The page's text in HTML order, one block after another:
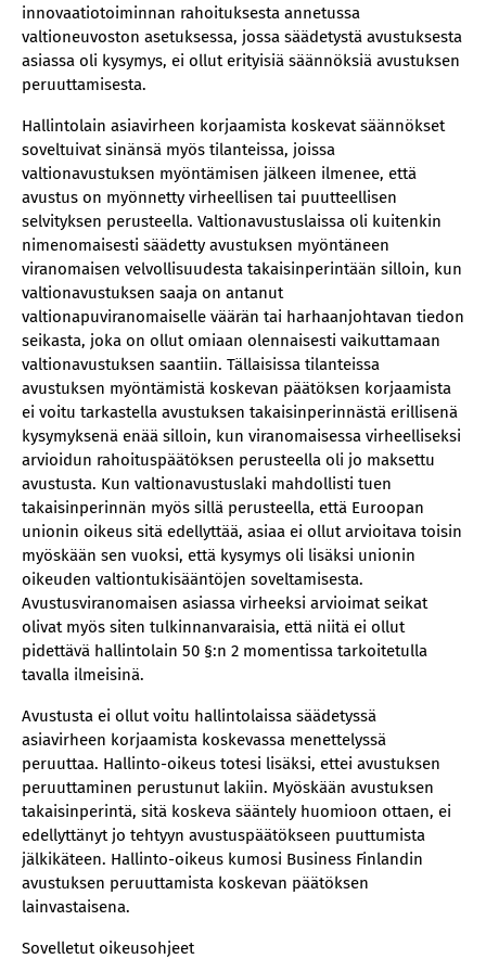
innovaatiotoiminnan rahoituksesta annetussa
valtioneuvoston asetuksessa, jossa säädetystä avustuksesta
asiassa oli kysymys, ei ollut erityisiä säännöksiä avustuksen
peruuttamisesta.
Hallintolain asiavirheen korjaamista koskevat säännökset
soveltuivat sinänsä myös tilanteissa, joissa
valtionavustuksen myöntämisen jälkeen ilmenee, että
avustus on myönnetty virheellisen tai puutteellisen
selvityksen perusteella. Valtionavustuslaissa oli kuitenkin
nimenomaisesti säädetty avustuksen myöntäneen
viranomaisen velvollisuudesta takaisinperintään silloin, kun
valtionavustuksen saaja on antanut
valtionapuviranomaiselle väärän tai harhaanjohtavan tiedon
seikasta, joka on ollut omiaan olennaisesti vaikuttamaan
valtionavustuksen saantiin. Tällaisissa tilanteissa
avustuksen myöntämistä koskevan päätöksen korjaamista
ei voitu tarkastella avustuksen takaisinperinnästä erillisenä
kysymyksenä enää silloin, kun viranomaisessa virheelliseksi
arvioidun rahoituspäätöksen perusteella oli jo maksettu
avustusta. Kun valtionavustuslaki mahdollisti tuen
takaisinperinnän myös sillä perusteella, että Euroopan
unionin oikeus sitä edellyttää, asiaa ei ollut arvioitava toisin
myöskään sen vuoksi, että kysymys oli lisäksi unionin
oikeuden valtiontukisääntöjen soveltamisesta.
Avustusviranomaisen asiassa virheeksi arvioimat seikat
olivat myös siten tulkinnanvaraisia, että niitä ei ollut
pidettävä hallintolain 50 §:n 2 momentissa tarkoitetulla
tavalla ilmeisinä.
Avustusta ei ollut voitu hallintolaissa säädetyssä
asiavirheen korjaamista koskevassa menettelyssä
peruuttaa. Hallinto-oikeus totesi lisäksi, ettei avustuksen
peruuttaminen perustunut lakiin. Myöskään avustuksen
takaisinperintä, sitä koskeva sääntely huomioon ottaen, ei
edellyttänyt jo tehtyyn avustuspäätökseen puuttumista
jälkikäteen. Hallinto-oikeus kumosi Business Finlandin
avustuksen peruuttamista koskevan päätöksen
lainvastaisena.
Sovelletut oikeusohjeet